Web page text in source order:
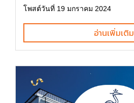
โพสต์วันที่ 19 มกราคม 2024
อ่านเพิ่มเติม